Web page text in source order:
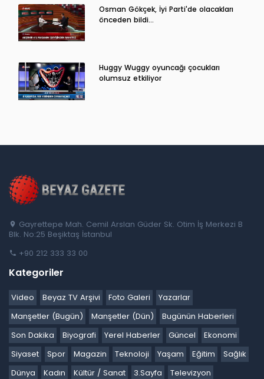
Osman Gökçek, İyi Parti'de olacakları
önceden bildi...
Huggy Wuggy oyuncağı çocukları
olumsuz etkiliyor
Gayrettepe Mah. Cemil Arslan Güder Sk. Otim İş Merkezi B
Blk. No:25 Beşiktaş İstanbul
+90 212 333 33 00
Kategoriler
Video Beyaz TV Arşivi Foto Galeri
Yazarlar
Manşetler (Bugün)
Manşetler (Dün)
Bugünün Haberleri
Son Dakika
Biyografi Yerel Haberler Güncel
Ekonomi
Siyaset
Spor Magazin Teknoloji Yaşam Eğitim
Sağlık
Dünya
Kadın Kültür / Sanat 3.Sayfa
Televizyon